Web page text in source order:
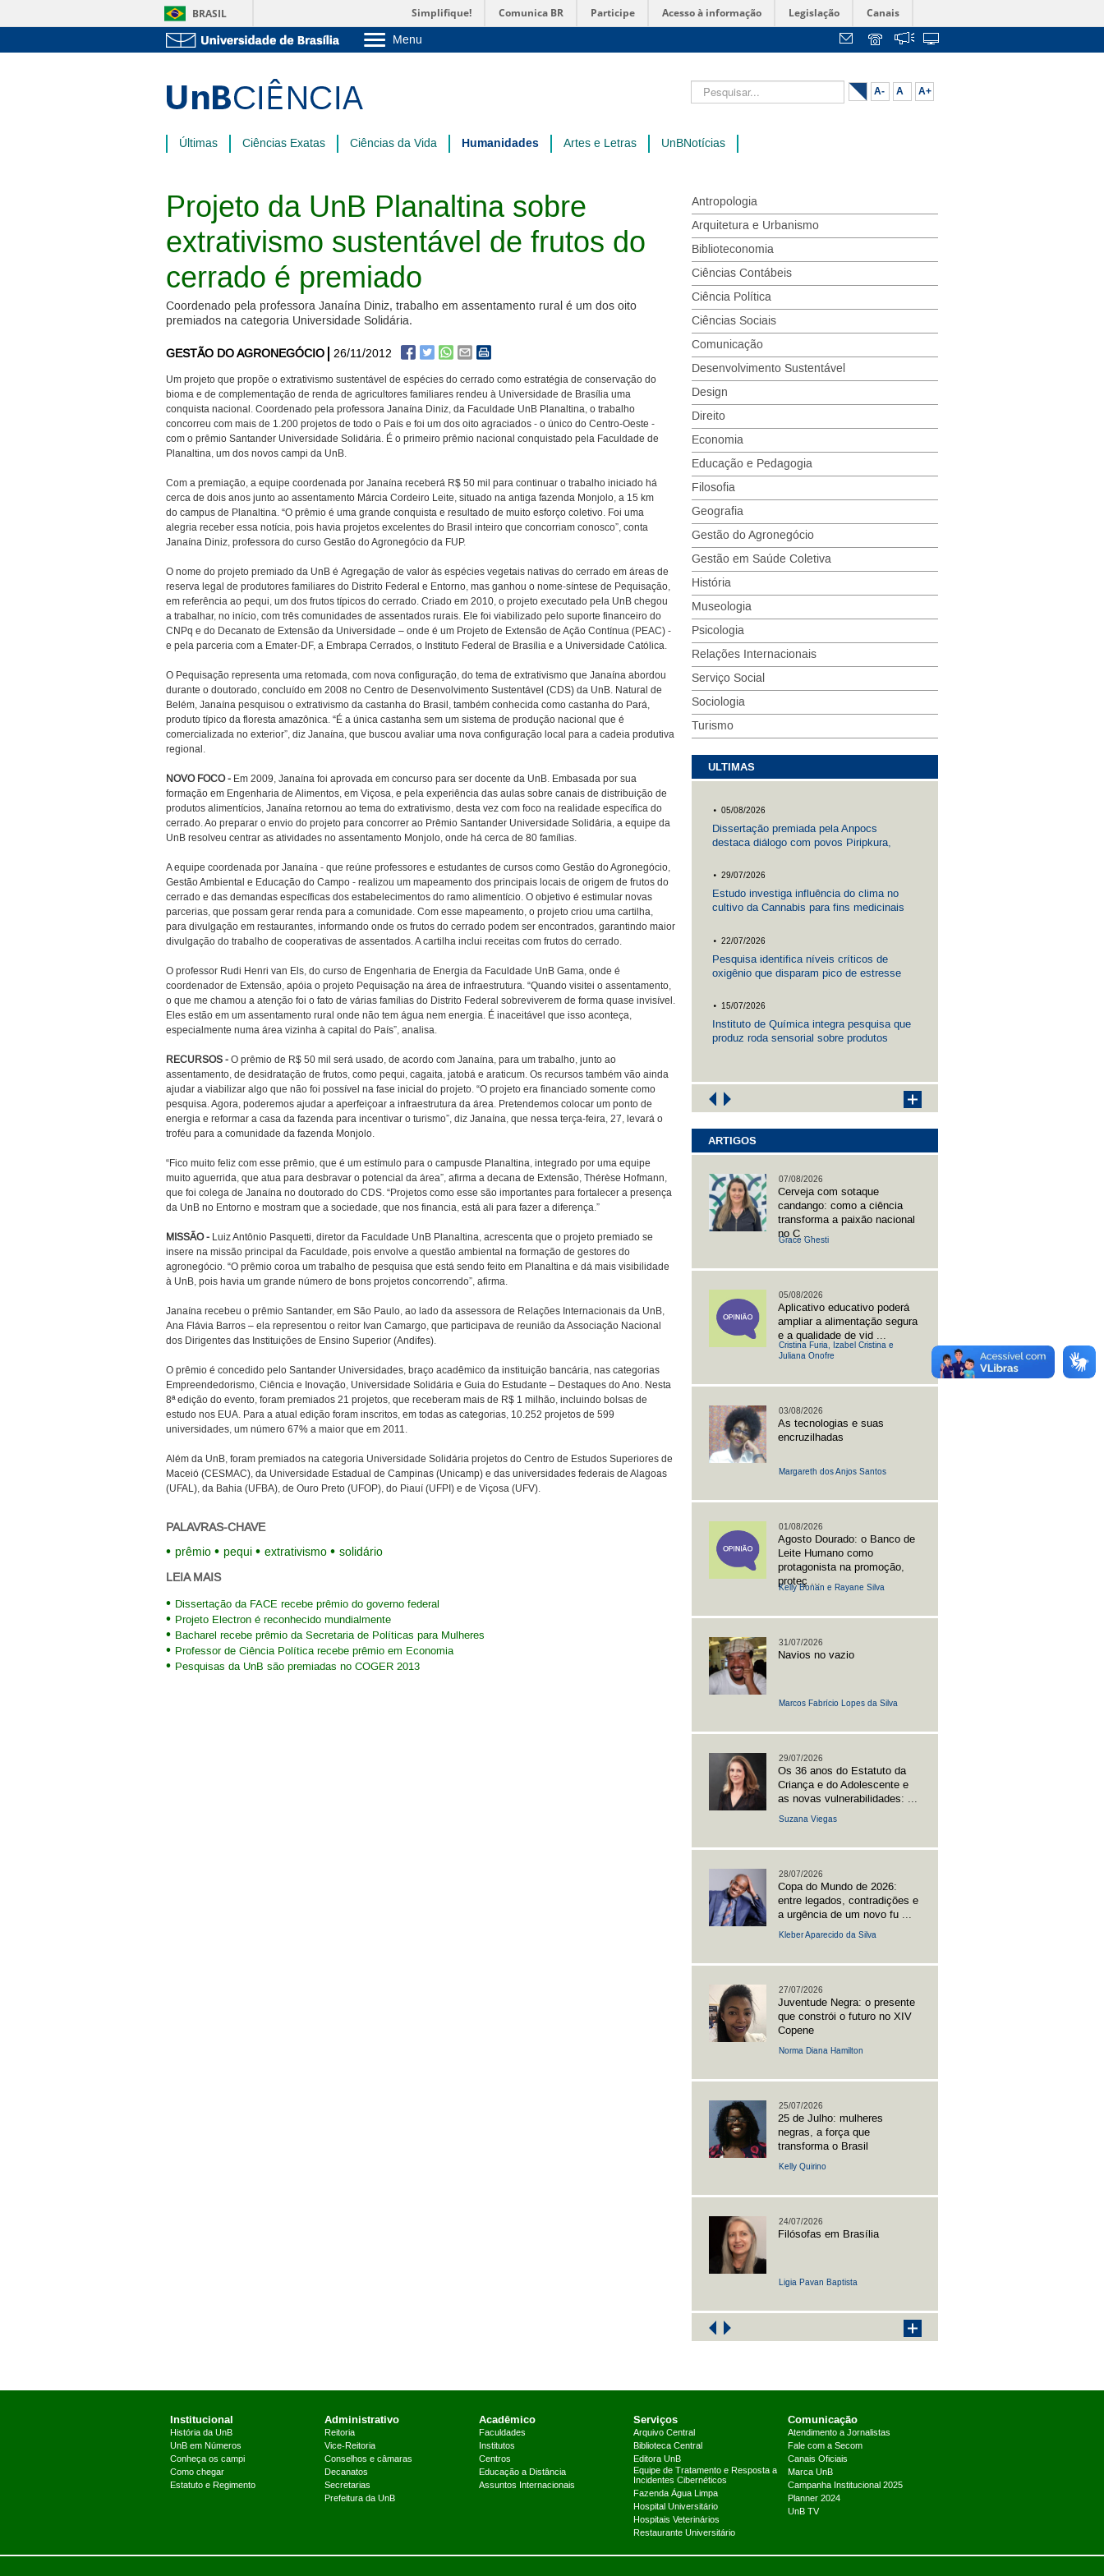
BRASIL Simplifique! Comunica BR Participe Acesso à informação Legislação Canais
Menu
Administração
Pesquisar... A- A A+
Últimas Ciências Exatas Ciências da Vida Humanidades Artes e Letras UnBNotícias
Projeto da UnB Planaltina sobre
extrativismo sustentável de frutos do
cerrado é premiado
Coordenado pela professora Janaína Diniz, trabalho em assentamento rural é um dos oito
premiados na categoria Universidade Solidária.
GESTÃO DO AGRONEGÓCIO 26/11/2012
Um projeto que propõe o extrativismo sustentável de espécies do cerrado como estratégia de conservação do
bioma e de complementação de renda de agricultores familiares rendeu à Universidade de Brasília uma
conquista nacional. Coordenado pela professora Janaína Diniz, da Faculdade UnB Planaltina, o trabalho
concorreu com mais de 1.200 projetos de todo o País e foi um dos oito agraciados - o único do Centro-Oeste -
com o prêmio Santander Universidade Solidária. É o primeiro prêmio nacional conquistado pela Faculdade de
Planaltina, um dos novos campi da UnB.
Com a premiação, a equipe coordenada por Janaína receberá R$ 50 mil para continuar o trabalho iniciado há
cerca de dois anos junto ao assentamento Márcia Cordeiro Leite, situado na antiga fazenda Monjolo, a 15 km
do campus de Planaltina. “O prêmio é uma grande conquista e resultado de muito esforço coletivo. Foi uma
alegria receber essa notícia, pois havia projetos excelentes do Brasil inteiro que concorriam conosco”, conta
Janaína Diniz, professora do curso Gestão do Agronegócio da FUP.
O nome do projeto premiado da UnB é Agregação de valor às espécies vegetais nativas do cerrado em áreas de
reserva legal de produtores familiares do Distrito Federal e Entorno, mas ganhou o nome-síntese de Pequisação,
em referência ao pequi, um dos frutos típicos do cerrado. Criado em 2010, o projeto executado pela UnB chegou
a trabalhar, no início, com três comunidades de assentados rurais. Ele foi viabilizado pelo suporte financeiro do
CNPq e do Decanato de Extensão da Universidade – onde é um Projeto de Extensão de Ação Contínua (PEAC) -
e pela parceria com a Emater-DF, a Embrapa Cerrados, o Instituto Federal de Brasília e a Universidade Católica.
O Pequisação representa uma retomada, com nova configuração, do tema de extrativismo que Janaína abordou
durante o doutorado, concluído em 2008 no Centro de Desenvolvimento Sustentável (CDS) da UnB. Natural de
Belém, Janaína pesquisou o extrativismo da castanha do Brasil, também conhecida como castanha do Pará,
produto típico da floresta amazônica. “É a única castanha sem um sistema de produção nacional que é
comercializada no exterior”, diz Janaína, que buscou avaliar uma nova configuração local para a cadeia produtiva
regional.
NOVO FOCO - Em 2009, Janaína foi aprovada em concurso para ser docente da UnB. Embasada por sua
formação em Engenharia de Alimentos, em Viçosa, e pela experiência das aulas sobre canais de distribuição de
produtos alimentícios, Janaína retornou ao tema do extrativismo, desta vez com foco na realidade específica do
cerrado. Ao preparar o envio do projeto para concorrer ao Prêmio Santander Universidade Solidária, a equipe da
UnB resolveu centrar as atividades no assentamento Monjolo, onde há cerca de 80 famílias.
A equipe coordenada por Janaína - que reúne professores e estudantes de cursos como Gestão do Agronegócio,
Gestão Ambiental e Educação do Campo - realizou um mapeamento dos principais locais de origem de frutos do
cerrado e das demandas específicas dos estabelecimentos do ramo alimentício. O objetivo é estimular novas
parcerias, que possam gerar renda para a comunidade. Com esse mapeamento, o projeto criou uma cartilha,
para divulgação em restaurantes, informando onde os frutos do cerrado podem ser encontrados, garantindo maior
divulgação do trabalho de cooperativas de assentados. A cartilha inclui receitas com frutos do cerrado.
O professor Rudi Henri van Els, do curso de Engenharia de Energia da Faculdade UnB Gama, onde é
coordenador de Extensão, apóia o projeto Pequisação na área de infraestrutura. “Quando visitei o assentamento,
o que me chamou a atenção foi o fato de várias famílias do Distrito Federal sobreviverem de forma quase invisível.
Eles estão em um assentamento rural onde não tem água nem energia. É inaceitável que isso aconteça,
especialmente numa área vizinha à capital do País”, analisa.
RECURSOS - O prêmio de R$ 50 mil será usado, de acordo com Janaína, para um trabalho, junto ao
assentamento, de desidratação de frutos, como pequi, cagaita, jatobá e araticum. Os recursos também vão ainda
ajudar a viabilizar algo que não foi possível na fase inicial do projeto. “O projeto era financiado somente como
pesquisa. Agora, poderemos ajudar a aperfeiçoar a infraestrutura da área. Pretendemos colocar um ponto de
energia e reformar a casa da fazenda para incentivar o turismo”, diz Janaína, que nessa terça-feira, 27, levará o
troféu para a comunidade da fazenda Monjolo.
“Fico muito feliz com esse prêmio, que é um estímulo para o campusde Planaltina, integrado por uma equipe
muito aguerrida, que atua para desbravar o potencial da área”, afirma a decana de Extensão, Thérèse Hofmann,
que foi colega de Janaína no doutorado do CDS. “Projetos como esse são importantes para fortalecer a presença
da UnB no Entorno e mostram que a sociedade, que nos financia, está ali para fazer a diferença.”
MISSÃO - Luiz Antônio Pasquetti, diretor da Faculdade UnB Planaltina, acrescenta que o projeto premiado se
insere na missão principal da Faculdade, pois envolve a questão ambiental na formação de gestores do
agronegócio. “O prêmio coroa um trabalho de pesquisa que está sendo feito em Planaltina e dá mais visibilidade
à UnB, pois havia um grande número de bons projetos concorrendo”, afirma.
Janaína recebeu o prêmio Santander, em São Paulo, ao lado da assessora de Relações Internacionais da UnB,
Ana Flávia Barros – ela representou o reitor Ivan Camargo, que participava de reunião da Associação Nacional
dos Dirigentes das Instituições de Ensino Superior (Andifes).
O prêmio é concedido pelo Santander Universidades, braço acadêmico da instituição bancária, nas categorias
Empreendedorismo, Ciência e Inovação, Universidade Solidária e Guia do Estudante – Destaques do Ano. Nesta
8ª edição do evento, foram premiados 21 projetos, que receberam mais de R$ 1 milhão, incluindo bolsas de
estudo nos EUA. Para a atual edição foram inscritos, em todas as categorias, 10.252 projetos de 599
universidades, um número 67% a maior que em 2011.
Além da UnB, foram premiados na categoria Universidade Solidária projetos do Centro de Estudos Superiores de
Maceió (CESMAC), da Universidade Estadual de Campinas (Unicamp) e das universidades federais de Alagoas
(UFAL), da Bahia (UFBA), de Ouro Preto (UFOP), do Piauí (UFPI) e de Viçosa (UFV).
PALAVRAS-CHAVE
prêmio
pequi extrativismo
solidário
LEIA MAIS
Dissertação da FACE recebe prêmio do governo federal
Projeto Electron é reconhecido mundialmente
Bacharel recebe prêmio da Secretaria de Políticas para Mulheres
Professor de Ciência Política recebe prêmio em Economia
Pesquisas da UnB são premiadas no COGER 2013
Antropologia
Arquitetura e Urbanismo
Biblioteconomia
Ciências Contábeis
Ciência Política
Ciências Sociais
Comunicação
Desenvolvimento Sustentável
Design
Direito
Economia
Educação e Pedagogia
Filosofia
Geografia
Gestão do Agronegócio
Gestão em Saúde Coletiva
História
Museologia
Psicologia
Relações Internacionais
Serviço Social
Sociologia
Turismo
ULTIMAS
. 05/08/2026
Dissertação premiada pela Anpocs
destaca diálogo com povos Piripkura,
. 29/07/2026
Estudo investiga influência do clima no
cultivo da Cannabis para fins medicinais
. 22/07/2026
Pesquisa identifica níveis críticos de
oxigênio que disparam pico de estresse
. 15/07/2026
Instituto de Química integra pesquisa que
produz roda sensorial sobre produtos
ARTIGOS
Grace Ghesti
07/08/2026
Cerveja com sotaque
candango: como a ciência
transforma a paixão nacional
no C ...
Cristina Furia, Izabel Cristina e
Juliana Onofre
05/08/2026
Aplicativo educativo poderá
ampliar a alimentação segura
e a qualidade de vid ...
Margareth dos Anjos Santos
03/08/2026
As tecnologias e suas
encruzilhadas
Kelly Bonan e Rayane Silva
01/08/2026
Agosto Dourado: o Banco de
Leite Humano como
protagonista na promoção,
proteç ...
Marcos Fabrício Lopes da Silva
31/07/2026
Navios no vazio
Suzana Viegas
29/07/2026
Os 36 anos do Estatuto da
Criança e do Adolescente e
as novas vulnerabilidades: ...
Kleber Aparecido da Silva
28/07/2026
Copa do Mundo de 2026:
entre legados, contradições e
a urgência de um novo fu ...
Norma Diana Hamilton
27/07/2026
Juventude Negra: o presente
que constrói o futuro no XIV
Copene
Kelly Quirino
25/07/2026
25 de Julho: mulheres
negras, a força que
transforma o Brasil
Ligia Pavan Baptista
24/07/2026
Filósofas em Brasília
Institucional
História da UnB
UnB em Números
Conheça os campi
Como chegar
Estatuto e Regimento
Administrativo
Reitoria
Vice-Reitoria
Conselhos e câmaras
Decanatos
Secretarias
Prefeitura da UnB
Acadêmico
Faculdades
Institutos
Centros
Educação a Distância
Assuntos Internacionais
Serviços
Arquivo Central
Biblioteca Central
Editora UnB
Equipe de Tratamento e Resposta a
Incidentes Cibernéticos
Fazenda Água Limpa
Hospital Universitário
Hospitais Veterinários
Restaurante Universitário
Comunicação
Atendimento a Jornalistas
Fale com a Secom
Canais Oficiais
Marca UnB
Campanha Institucional 2025
Planner 2024
UnB TV